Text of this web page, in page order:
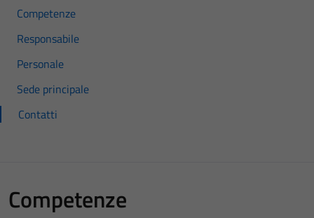
Competenze
Responsabile
Personale
Sede principale
Contatti
Competenze